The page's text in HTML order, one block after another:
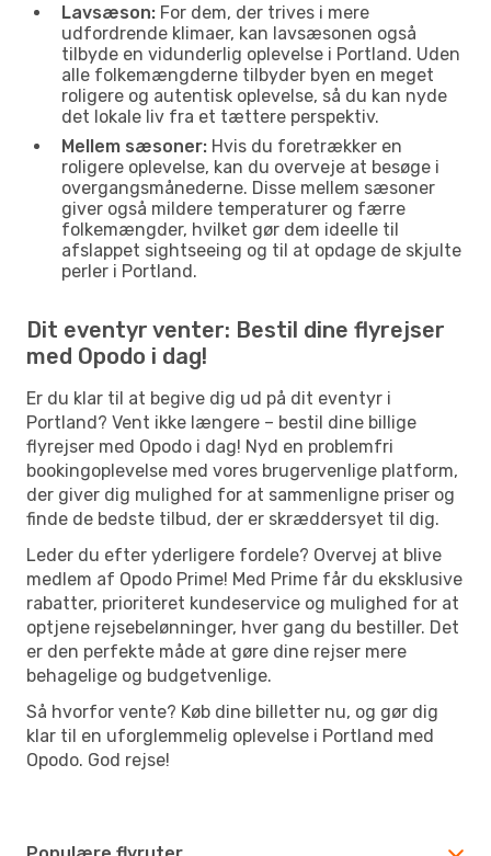
Lavsæson: For dem, der trives i mere
udfordrende klimaer, kan lavsæsonen også
tilbyde en vidunderlig oplevelse i Portland. Uden
alle folkemængderne tilbyder byen en meget
roligere og autentisk oplevelse, så du kan nyde
det lokale liv fra et tættere perspektiv.
Mellem sæsoner: Hvis du foretrækker en
roligere oplevelse, kan du overveje at besøge i
overgangsmånederne. Disse mellem sæsoner
giver også mildere temperaturer og færre
folkemængder, hvilket gør dem ideelle til
afslappet sightseeing og til at opdage de skjulte
perler i Portland.
Dit eventyr venter: Bestil dine flyrejser
med Opodo i dag!
Er du klar til at begive dig ud på dit eventyr i
Portland? Vent ikke længere – bestil dine billige
flyrejser med Opodo i dag! Nyd en problemfri
bookingoplevelse med vores brugervenlige platform,
der giver dig mulighed for at sammenligne priser og
finde de bedste tilbud, der er skræddersyet til dig.
Leder du efter yderligere fordele? Overvej at blive
medlem af Opodo Prime! Med Prime får du eksklusive
rabatter, prioriteret kundeservice og mulighed for at
optjene rejsebelønninger, hver gang du bestiller. Det
er den perfekte måde at gøre dine rejser mere
behagelige og budgetvenlige.
Så hvorfor vente? Køb dine billetter nu, og gør dig
klar til en uforglemmelig oplevelse i Portland med
Opodo. God rejse!